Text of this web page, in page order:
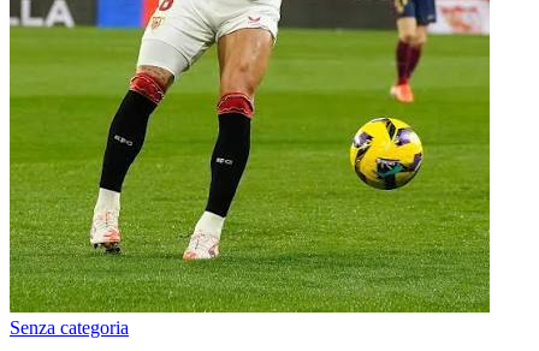
Senza categoria